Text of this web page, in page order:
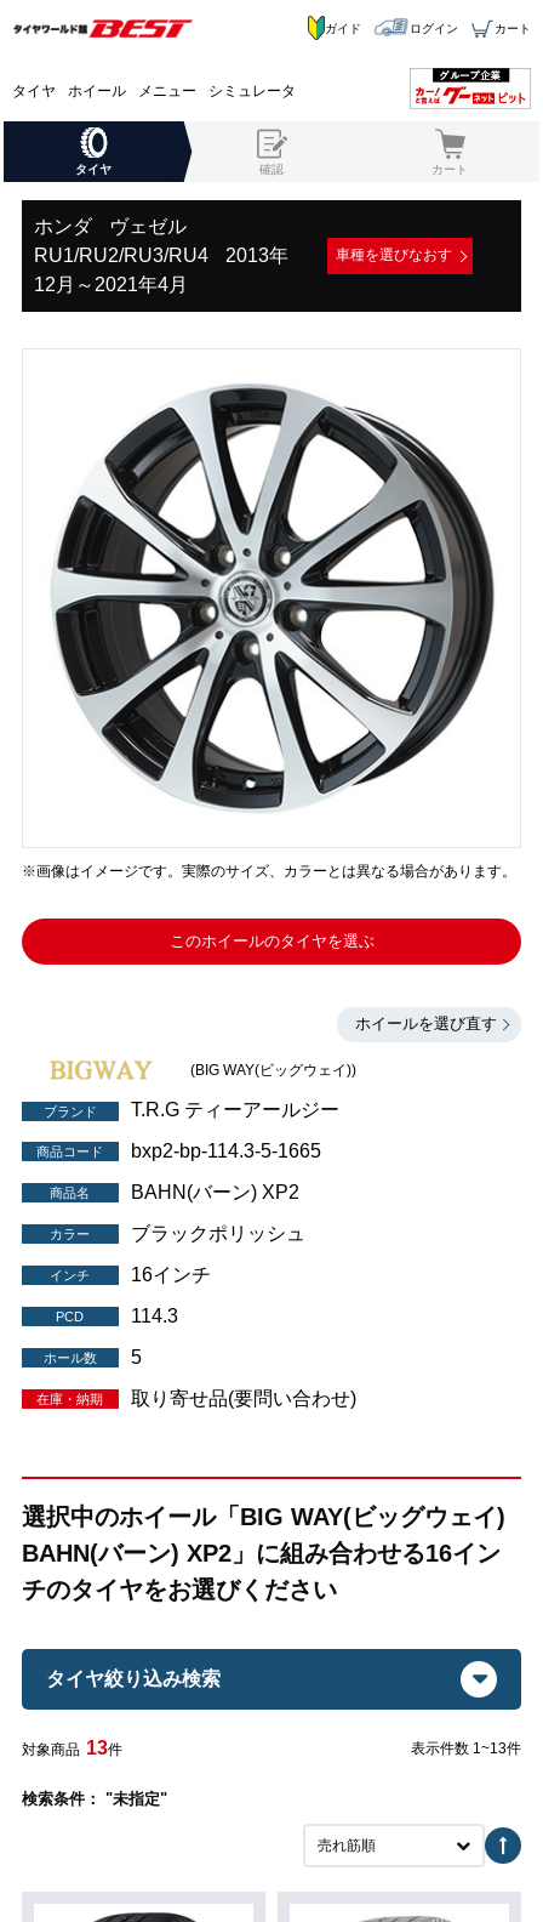
タイヤ ホイール メニュー シミュレータ
ガイド ログイン カート
タイヤ 確認 カート
ホンダ
ヴェゼル
RU1/RU2/RU3/RU4
2013年
12月～2021年4月
車種を選びなおす
※画像はイメージです。実際のサイズ、カラーとは異なる場合があります。
このホイールのタイヤを選ぶ
ホイールを選び直す
(BIG WAY(ビッグウェイ))
ブランド T.R.G ティーアールジー
商品コード bxp2-bp-114.3-5-1665
商品名 BAHN(バーン) XP2
カラー ブラックポリッシュ
インチ 16インチ
PCD 114.3
ホール数 5
在庫・納期 取り寄せ品(要問い合わせ)
選択中のホイール「BIG WAY(ビッグウェイ)
BAHN(バーン) XP2」に組み合わせる16イン
チのタイヤをお選びください
タイヤ絞り込み検索
対象商品 13件 表示件数 1~13件
検索条件： "未指定"
売れ筋順